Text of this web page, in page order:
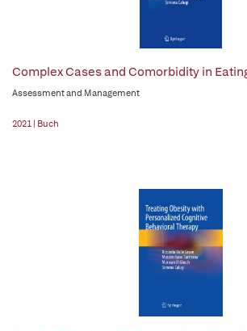
Complex Cases and Comorbidity in
Assessment and Management
2021 | Buch